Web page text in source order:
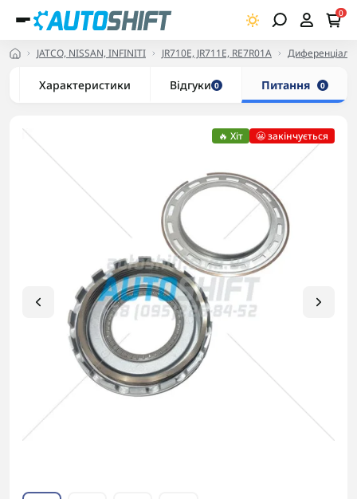
0
JATCO, NISSAN, INFINITI JR710E, JR711E, RE7R01A Диференціали,
Характеристики Відгуки 0 Питання 0
🔥 Хіт 😬 закінчується